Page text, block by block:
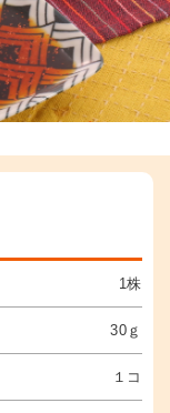
1株
30ｇ
１コ